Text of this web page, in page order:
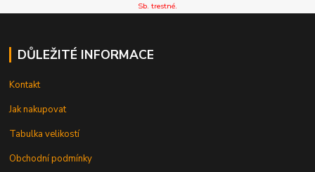
Sb. trestné.
DŮLEŽITÉ INFORMACE
Kontakt
Jak nakupovat
Tabulka velikostí
Obchodní podmínky